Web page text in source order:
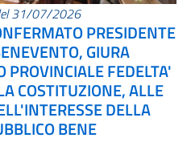
31/07/2026
PRESIDENTE
GIURA
PROVINCIALE FEDELTA'
COSTITUZIONE, ALLE
DELLA
BENE